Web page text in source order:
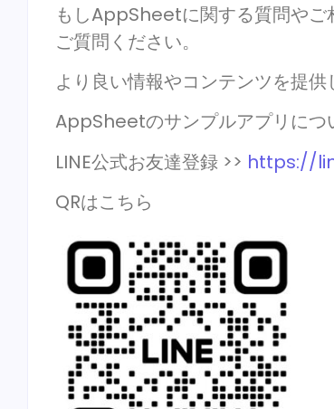
もしAppSheetに関する質問やご
ご質問ください。
より良い情報やコンテンツを提供
AppSheetのサンプルアプリにつ
LINE公式お友達登録 >> https://
QRはこちら